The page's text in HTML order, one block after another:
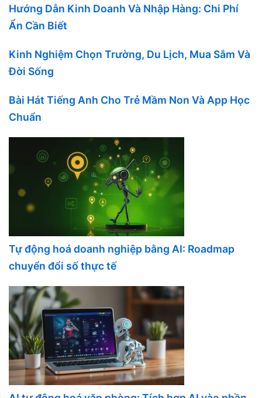
Hướng Dẫn Kinh Doanh Và Nhập Hàng: Chi Phí
Ẩn Cần Biết
Kinh Nghiệm Chọn Trường, Du Lịch, Mua Sắm Và
Đời Sống
Bài Hát Tiếng Anh Cho Trẻ Mầm Non Và App Học
Chuẩn
Tự động hoá doanh nghiệp bằng AI: Roadmap
chuyển đổi số thực tế